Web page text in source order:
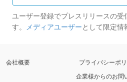
ユーザー登録でプレスリリースの
す。 メディアユーザーとして限定情
会社概要 プライバシーポ
企業様からのお問